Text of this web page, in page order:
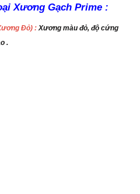
Xương Gạch Prime :
Đỏ) : Xương màu đỏ, độ cứng
.